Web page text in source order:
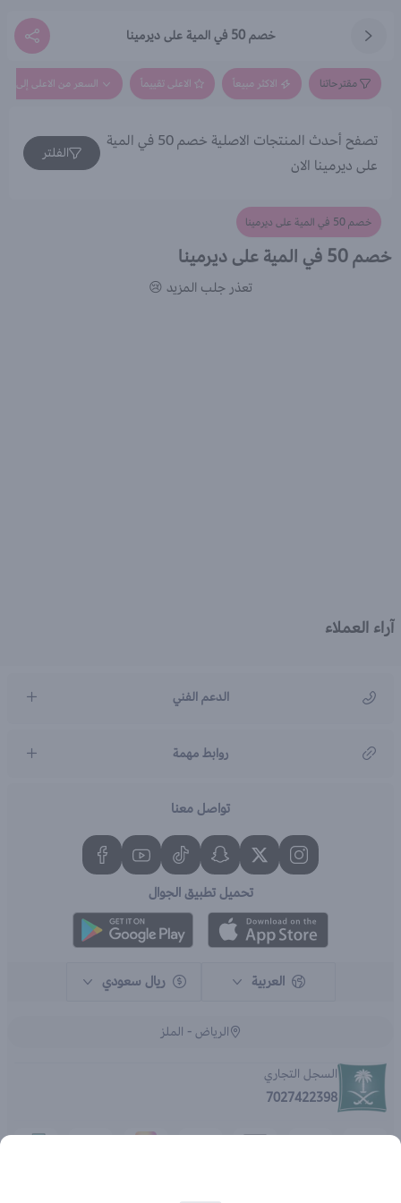
خصم 50 في المية على ديرمينا
مقترحاتنا الاكثر مبيعاً الاعلى تقييماً السعر من الاعلى إلى
تصفح أحدث المنتجات الاصلية خصم 50 في المية
على ديرمينا الان
الفلتر
خصم 50 في المية على ديرمينا
خصم 50 في المية على ديرمينا
تعذر جلب المزيد 😢
آراء العملاء
الدعم الفني
روابط مهمة
تواصل معنا
تحميل تطبيق الجوال
العربية ريال سعودي
الرياض - الملز
السجل التجاري
7027422398